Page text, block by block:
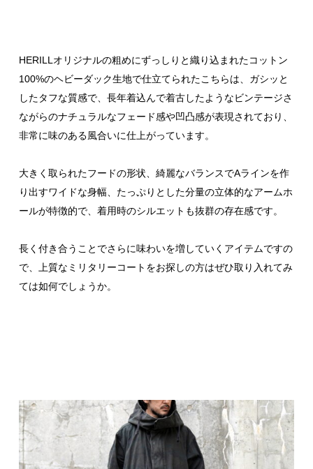
HERILLオリジナルの粗めにずっしりと織り込まれたコットン
100%のヘビーダック生地で仕立てられたこちらは、ガシッと
したタフな質感で、長年着込んで着古したようなビンテージさ
ながらのナチュラルなフェード感や凹凸感が表現されており、
非常に味のある風合いに仕上がっています。
大きく取られたフードの形状、綺麗なバランスでAラインを作
り出すワイドな身幅、たっぷりとした分量の立体的なアームホ
ールが特徴的で、着用時のシルエットも抜群の存在感です。
長く付き合うことでさらに味わいを増していくアイテムですの
で、上質なミリタリーコートをお探しの方はぜひ取り入れてみ
ては如何でしょうか。